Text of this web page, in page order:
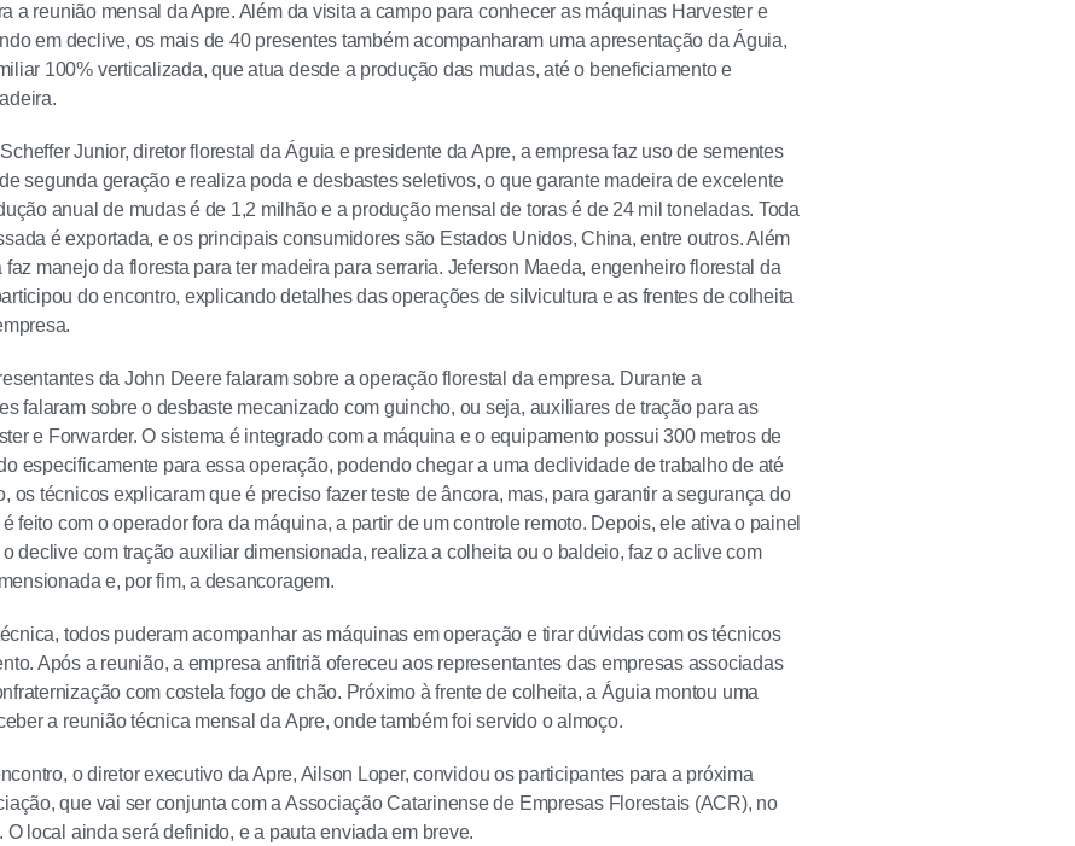
a reunião mensal da Apre. Além da visita a campo para conhecer as máquinas Harvester e
em declive, os mais de 40 presentes também acompanharam uma apresentação da Águia,
100% verticalizada, que atua desde a produção das mudas, até o beneficiamento e
Junior, diretor florestal da Águia e presidente da Apre, a empresa faz uso de sementes
segunda geração e realiza poda e desbastes seletivos, o que garante madeira de excelente
anual de mudas é de 1,2 milhão e a produção mensal de toras é de 24 mil toneladas. Toda
é exportada, e os principais consumidores são Estados Unidos, China, entre outros. Além
faz manejo da floresta para ter madeira para serraria. Jeferson Maeda, engenheiro florestal da
do encontro, explicando detalhes das operações de silvicultura e as frentes de colheita
da John Deere falaram sobre a operação florestal da empresa. Durante a
falaram sobre o desbaste mecanizado com guincho, ou seja, auxiliares de tração para as
e Forwarder. O sistema é integrado com a máquina e o equipamento possui 300 metros de
especificamente para essa operação, podendo chegar a uma declividade de trabalho de até
os técnicos explicaram que é preciso fazer teste de âncora, mas, para garantir a segurança do
feito com o operador fora da máquina, a partir de um controle remoto. Depois, ele ativa o painel
declive com tração auxiliar dimensionada, realiza a colheita ou o baldeio, faz o aclive com
e, por fim, a desancoragem.
todos puderam acompanhar as máquinas em operação e tirar dúvidas com os técnicos
Após a reunião, a empresa anfitriã ofereceu aos representantes das empresas associadas
com costela fogo de chão. Próximo à frente de colheita, a Águia montou uma
a reunião técnica mensal da Apre, onde também foi servido o almoço.
o diretor executivo da Apre, Ailson Loper, convidou os participantes para a próxima
que vai ser conjunta com a Associação Catarinense de Empresas Florestais (ACR), no
O local ainda será definido, e a pauta enviada em breve.